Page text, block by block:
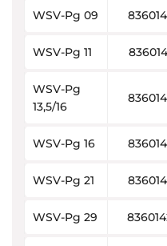
WSV-Pg 09
WSV-Pg 11
WSV-Pg
13,5/16
WSV-Pg 16
WSV-Pg 21
WSV-Pg 29